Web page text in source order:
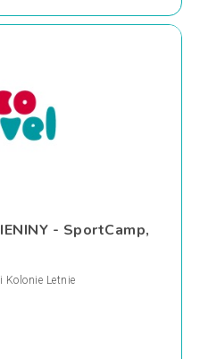
- SportCamp,
Kolonie Letnie